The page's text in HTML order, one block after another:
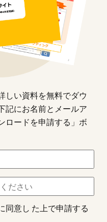
しい資料を無料でダウ
記にお名前とメールア
ロードを申請する」ボ
同意し た上で申請する